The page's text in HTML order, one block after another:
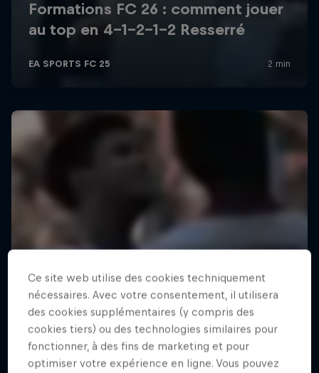
Ce site web utilise des cookies techniquement
nécessaires. Avec votre consentement, il utilisera
des cookies supplémentaires (y compris des
cookies tiers) ou des technologies similaires pour
fonctionner, à des fins de marketing et pour
optimiser votre expérience en ligne. Vous pouvez